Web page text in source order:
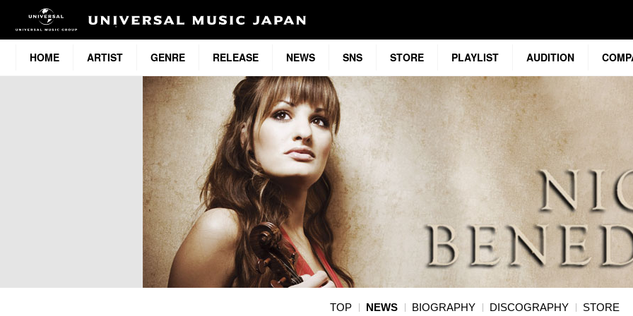
HOME ARTIST GENRE RELEASE NEWS SNS STORE PLAYLIST AUDITION
TOP NEWS BIOGRAPHY DISCOGRAPHY STORE